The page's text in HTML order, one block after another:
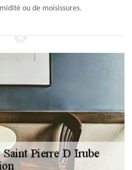
ou de moisissures.